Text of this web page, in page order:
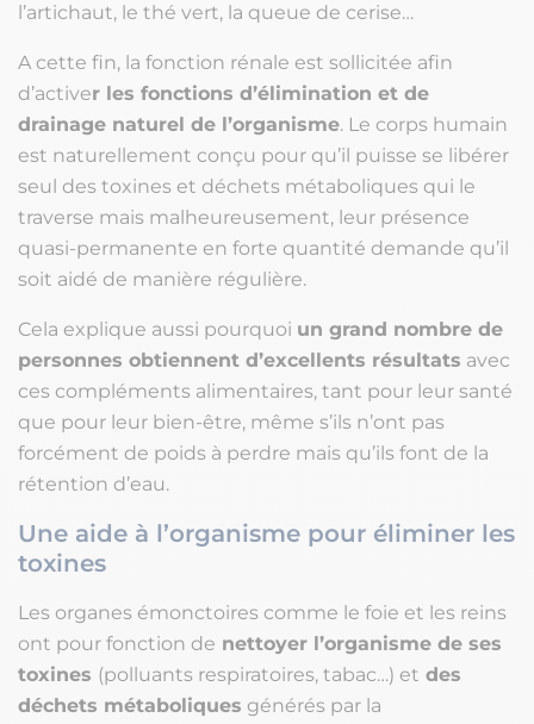
l’artichaut, le thé vert, la queue de cerise…
A cette fin, la fonction rénale est sollicitée afin
d’activer les fonctions d’élimination et de
drainage naturel de l’organisme. Le corps humain
est naturellement conçu pour qu’il puisse se libérer
seul des toxines et déchets métaboliques qui le
traverse mais malheureusement, leur présence
quasi-permanente en forte quantité demande qu’il
soit aidé de manière régulière.
Cela explique aussi pourquoi un grand nombre de
personnes obtiennent d’excellents résultats avec
ces compléments alimentaires, tant pour leur santé
que pour leur bien-être, même s’ils n’ont pas
forcément de poids à perdre mais qu’ils font de la
rétention d’eau.
Une aide à l’organisme pour éliminer les
toxines
Les organes émonctoires comme le foie et les reins
ont pour fonction de nettoyer l’organisme de ses
toxines (polluants respiratoires, tabac…) et des
déchets métaboliques générés par la